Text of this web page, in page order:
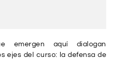
emergen aquí dialogan
ejes del curso: la defensa de